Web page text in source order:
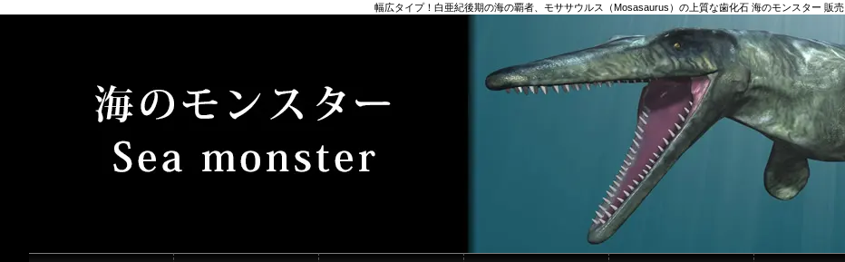
幅広タイプ！白亜紀後期の海の覇者、モササウルス（Mosasaurus）の上質な歯化石 海のモンスター 販売